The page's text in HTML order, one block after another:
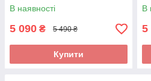
В наявності
5 090 ₴ 5 490 ₴
Купити
В
5